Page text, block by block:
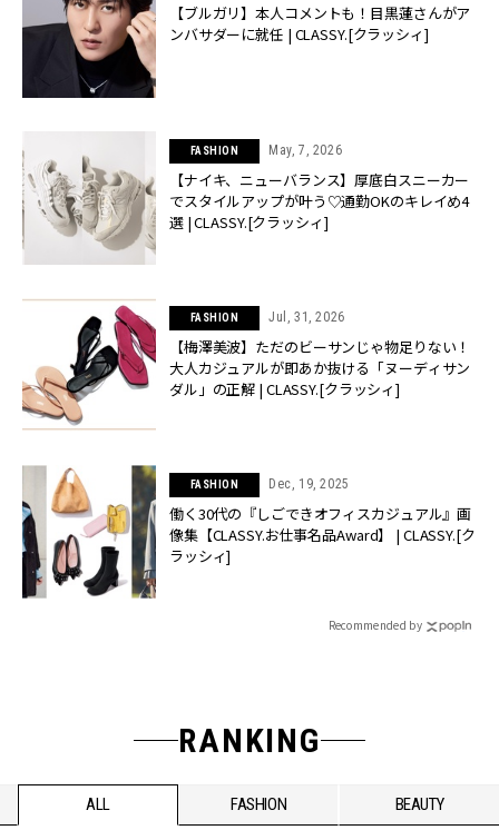
【ブルガリ】本人コメントも！目黒蓮さんがア
ンバサダーに就任 | CLASSY.[クラッシィ]
FASHION May, 7, 2026
【ナイキ、ニューバランス】厚底白スニーカー
でスタイルアップが叶う♡通勤OKのキレイめ4
選 | CLASSY.[クラッシィ]
FASHION Jul, 31, 2026
【梅澤美波】ただのビーサンじゃ物足りない！
大人カジュアルが即あか抜ける「ヌーディサン
ダル」の正解 | CLASSY.[クラッシィ]
FASHION Dec, 19, 2025
働く30代の『しごできオフィスカジュアル』画
像集【CLASSY.お仕事名品Award】 | CLASSY.[ク
ラッシィ]
Recommended by
RANKING
ALL FASHION BEAUTY